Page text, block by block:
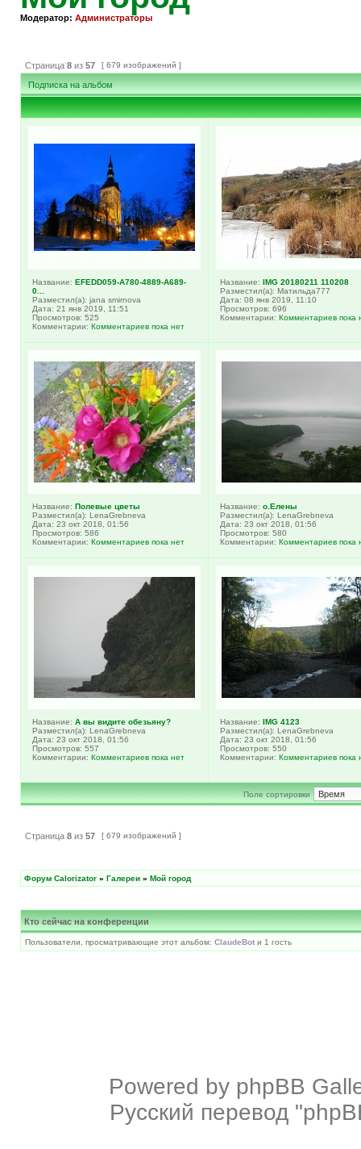
Модератор: Администраторы
Страница 8 из 57 [ 679 изображений ]
Подписка на альбом
Название: EFEDD059-A780-4889-A689-
0...
Разместил(а): jana smirnova
Дата: 21 янв 2019, 11:51
Просмотров: 525
Комментарии: Комментариев пока нет
Название: IMG 20180211 110208
Разместил(а): Матильда777
Дата: 08 янв 2019, 11:10
Просмотров: 696
Комментарии: Комментариев пока
Название: Полевые цветы
Разместил(а): LenaGrebneva
Дата: 23 окт 2018, 01:56
Просмотров: 586
Комментарии: Комментариев пока нет
Название: о.Елены
Разместил(а): LenaGrebneva
Дата: 23 окт 2018, 01:56
Просмотров: 580
Комментарии: Комментариев пока
Название: А вы видите обезьяну?
Разместил(а): LenaGrebneva
Дата: 23 окт 2018, 01:56
Просмотров: 557
Комментарии: Комментариев пока нет
Название: IMG 4123
Разместил(а): LenaGrebneva
Дата: 23 окт 2018, 01:56
Просмотров: 550
Комментарии: Комментариев пока
Поле сортировки
Страница 8 из 57 [ 679 изображений ]
Форум Calorizator » Галереи » Мой город
Кто сейчас на конференции
Пользователи, просматривающие этот альбом: ClaudeBot и 1 гость
Powered by phpBB
Русский перевод